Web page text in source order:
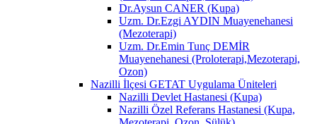
Dr.Aysun CANER (Kupa)
Uzm. Dr.Ezgi AYDIN Muayenehanesi
(Mezoterapi)
Uzm. Dr.Emin Tunç DEMİR
Muayenehanesi (Proloterapi,Mezoterapi,
Ozon)
Nazilli İlçesi GETAT Uygulama Üniteleri
Nazilli Devlet Hastanesi (Kupa)
Nazilli Özel Referans Hastanesi (Kupa,